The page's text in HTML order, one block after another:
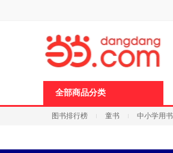
全部商品分类
图书排行榜 童书 中小学用书
页